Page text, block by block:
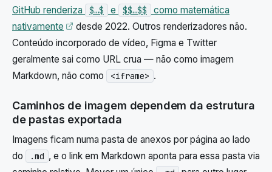
GitHub renderiza
$…$ e $$…$$
como matemática
nativamente
Abre em uma nova aba
desde 2022. Outros renderizadores não.
Conteúdo incorporado de vídeo, Figma e Twitter
geralmente sai como URL crua — não como imagem
Markdown, não como
<iframe> .
Caminhos de imagem dependem da estrutura
de pastas exportada
Imagens ficam numa pasta de anexos por página ao lado
do
.md , e o link em Markdown aponta para essa pasta via